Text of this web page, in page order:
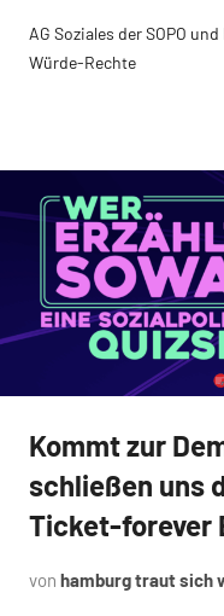
AG Soziales der SOPO
Würde-Rechte
Uncategorized
Kommt zur
schließen uns
Ticket-forever
von hamburg traut sich